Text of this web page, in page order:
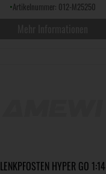
•Artikelnummer: 012-M25250
LENKPFOSTEN HYPER GO 1:14